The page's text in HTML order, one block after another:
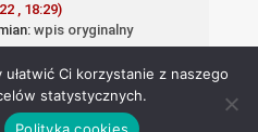
, 18:29)
wpis oryginalny
Ci korzystanie z naszego
statystycznych.
Polityka cookies